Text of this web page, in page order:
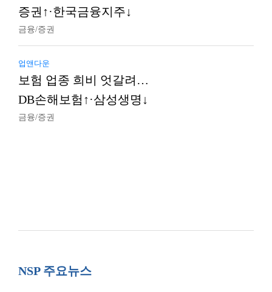
증권↑·한국금융지주↓
금융/증권
업앤다운
보험 업종 희비 엇갈려…
DB손해보험↑·삼성생명↓
금융/증권
NSP 주요뉴스